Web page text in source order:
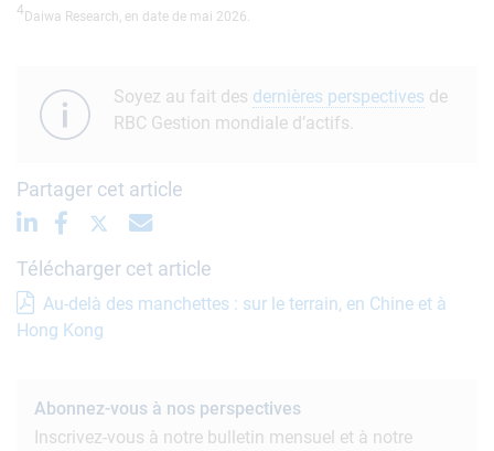
4Daiwa Research, en date de mai 2026.
Soyez au fait des dernières perspectives de
RBC Gestion mondiale d’actifs.
Partager cet article
Télécharger cet article
Au-delà des manchettes : sur le terrain, en Chine et à
Hong Kong
Abonnez-vous à nos perspectives
Inscrivez-vous à notre bulletin mensuel et à notre